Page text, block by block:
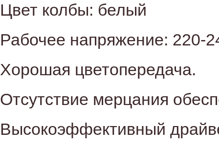
Цвет колбы: белый
Рабочее напряжение: 220-
Хорошая цветопередача.
Отсутствие мерцания
Высокоэффективный